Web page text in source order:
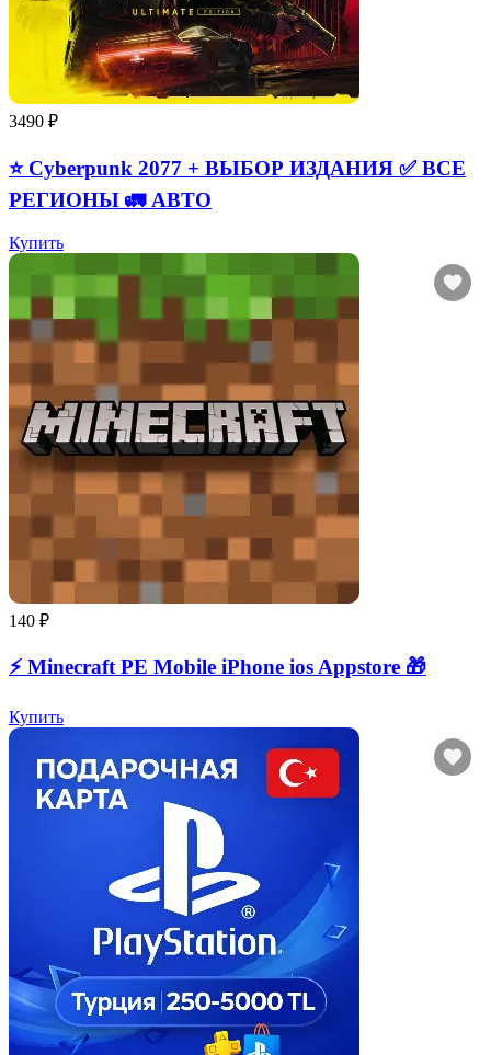
3490 ₽
⭐ Cyberpunk 2077 + ВЫБОР ИЗДАНИЯ ✅ ВСЕ
РЕГИОНЫ 🚛 АВТО
Купить
140 ₽
⚡️ Minecraft PE Mobile iPhone ios Appstore 🎁
Купить